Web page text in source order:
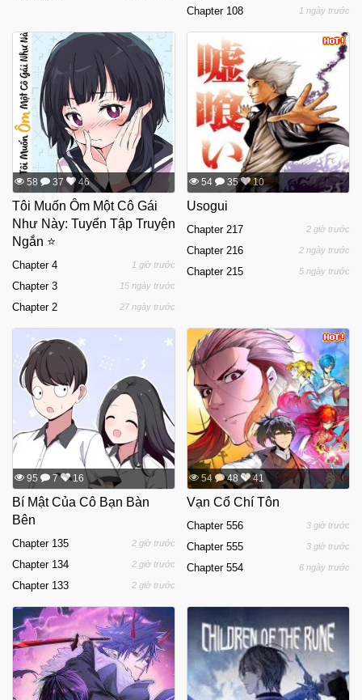
Chapter 108 1 ngày trước
58 37 46
Tôi Muốn Ôm Một Cô Gái
Như Này: Tuyển Tập Truyện
Ngắn ⭐
Chapter 4 1 giờ trước
Chapter 3 15 ngày trước
Chapter 2 27 ngày trước
54 35 10
Usogui
Chapter 217 2 giờ trước
Chapter 216 2 ngày trước
Chapter 215 5 ngày trước
95 7 16
Bí Mật Của Cô Bạn Bàn
Bên
Chapter 135 2 giờ trước
Chapter 134 2 giờ trước
Chapter 133 2 giờ trước
54 48 41
Vạn Cổ Chí Tôn
Chapter 556 3 giờ trước
Chapter 555 3 giờ trước
Chapter 554 6 ngày trước